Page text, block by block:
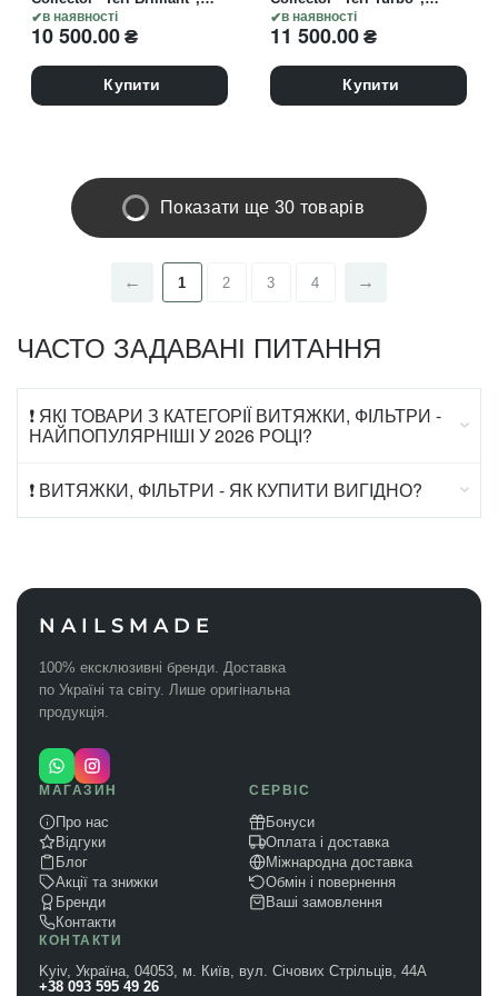
ЧАСТО ЗАДАВАНІ ПИТАННЯ
❗ ЯКІ ТОВАРИ З КАТЕГОРІЇ ВИТЯЖКИ, ФІЛЬТРИ -
НАЙПОПУЛЯРНІШІ У 2026 РОЦІ?
❗ ВИТЯЖКИ, ФІЛЬТРИ - ЯК КУПИТИ ВИГІДНО?
в наявності
Витяжка вбудовувана,
чорна з золотою решіткою
10 500.00₴
Купити
в наявності
Витяжка вбудовувана,
чорна зі сталевою
ЗАМОВЛЕННЯ)
11 500.00₴
Купити
Показати ще 30 товарів
1 2 3 4
NAILSMADE
100% ексклюзивні бренди. Доставка
по Україні та світу. Лише оригінальна
продукція.
МАГАЗИН
Про нас
Відгуки
Блог
Акції та знижки
Бренди
Контакти
СЕРВІС
Бонуси
Оплата і доставка
Міжнародна доставка
Обмін і повернення
Ваші замовлення
КОНТАКТИ
Kyiv, Україна, 04053, м. Київ, вул. Січових Стрільців, 44А
+38 093 595 49 26